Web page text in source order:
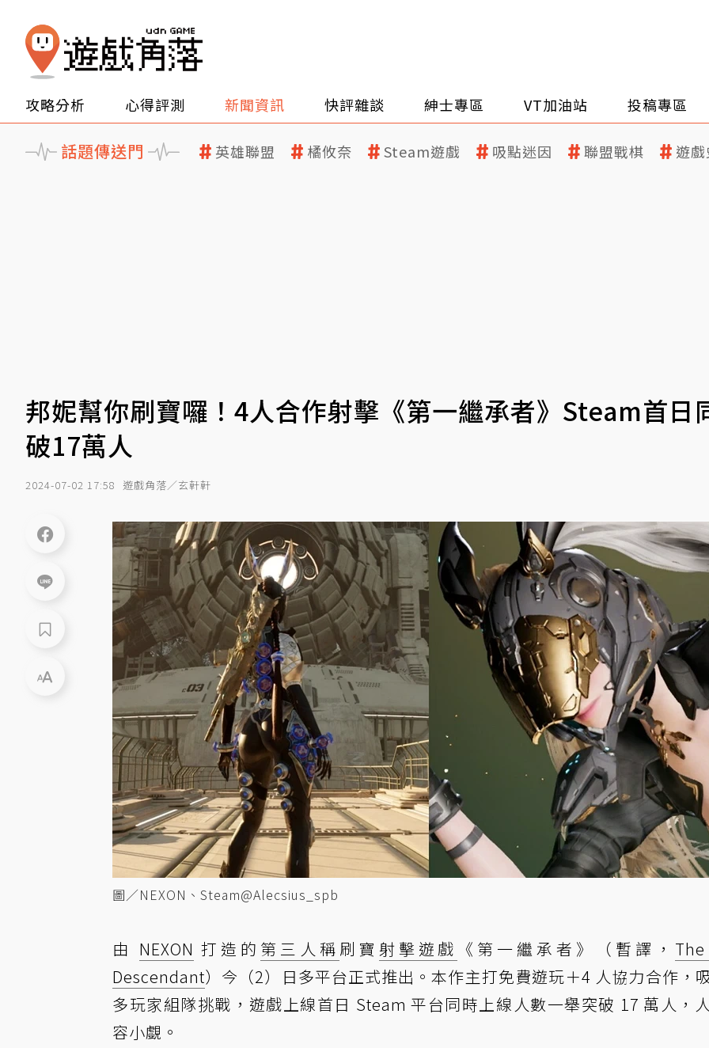
攻略分析 心得評測 新聞資訊 快評雜談 紳士專區 VT加油站 投稿專區
話題傳送門 英雄聯盟 橘攸奈 Steam遊戲 吸點迷因 聯盟戰棋 遊
邦妮幫你刷寶囉！4人合作射擊《第一繼承者》Steam首日
破17萬人
2024-07-02 17:58 遊戲角落／玄軒軒
圖／NEXON、Steam@Alecsius_spb
由 NEXON 打造的 第三人稱 刷寶 射擊遊戲 《第一繼承者》（暫譯，
Descendant）今（2）日多平台正式推出。本作主打免費遊玩＋4 人協力合作，
多玩家組隊挑戰，遊戲上線首日 Steam 平台同時上線人數一舉突破 17 萬人，
容小覷。